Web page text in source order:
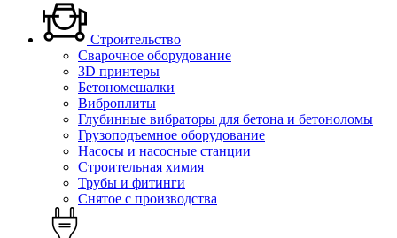
Строительство
Сварочное оборудование
3D принтеры
Бетономешалки
Виброплиты
Глубинные вибраторы для бетона и бетоноломы
Грузоподъемное оборудование
Насосы и насосные станции
Строительная химия
Трубы и фитинги
Снятое с производства